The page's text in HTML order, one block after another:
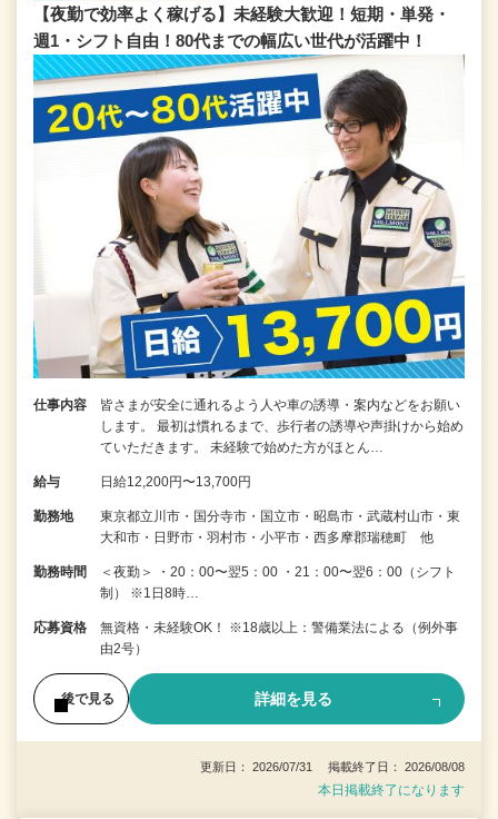
【夜勤で効率よく稼げる】未経験大歓迎！短期・単発・
週1・シフト自由！80代までの幅広い世代が活躍中！
仕事内容
皆さまが安全に通れるよう人や車の誘導・案内などをお願い
します。 最初は慣れるまで、歩行者の誘導や声掛けから始め
ていただきます。 未経験で始めた方がほとん…
給与 日給12,200円〜13,700円
勤務地
東京都立川市・国分寺市・国立市・昭島市・武蔵村山市・東
大和市・日野市・羽村市・小平市・西多摩郡瑞穂町 他
勤務時間
＜夜勤＞ ・20：00〜翌5：00 ・21：00〜翌6：00（シフト
制） ※1日8時…
応募資格
無資格・未経験OK！ ※18歳以上：警備業法による（例外事
由2号）
後で見る 詳細を見る
更新日： 2026/07/31 掲載終了日： 2026/08/08
本日掲載終了になります